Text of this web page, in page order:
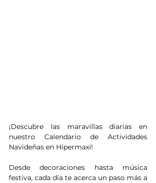
¡Descubre las maravillas diarias en
nuestro Calendario de Actividades
Navideñas en Hipermaxi!
Desde decoraciones hasta música
festiva, cada día te acerca un paso más a